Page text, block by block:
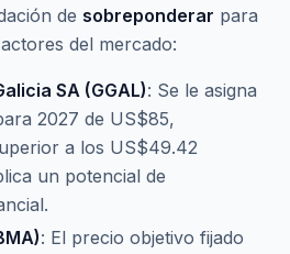
de sobreponderar para
del mercado:
SA (GGAL): Se le asigna
2027 de US$85,
a los US$49.42
un potencial de
: El precio objetivo fijado